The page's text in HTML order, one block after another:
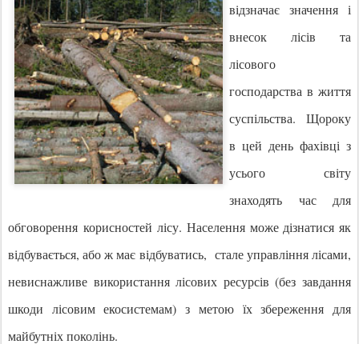
відзначає значення і
внесок лісів та
лісового
господарства в життя
суспільства. Щороку
в цей день фахівці з
усього світу
знаходять час для
обговорення корисностей лісу. Населення може дізнатися як
відбувається, або ж має відбуватись, стале управління лісами,
невиснажливе використання лісових ресурсів (без завдання
шкоди лісовим екосистемам) з метою їх збереження для
майбутніх поколінь.